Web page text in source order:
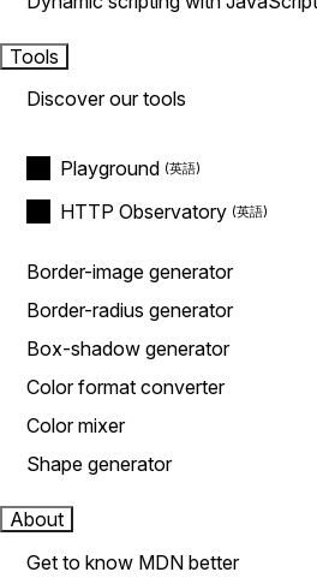
Tools
Discover our tools
Playground
HTTP Observatory
Border-image generator
Border-radius generator
Box-shadow generator
Color format converter
Color mixer
Shape generator
About
Get to know MDN better